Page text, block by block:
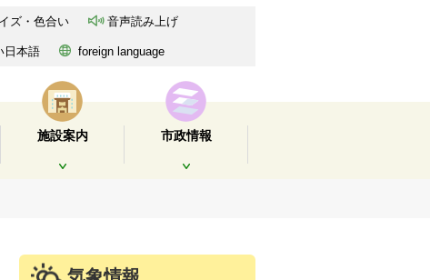
ズ・色合い 音声読み上げ
日本語 foreign language
施設案内 市政情報